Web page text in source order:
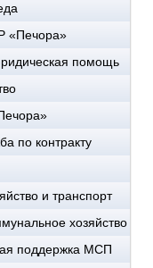
«Печора»
помощь
по контракту
и транспорт
хозяйство
поддержка МСП